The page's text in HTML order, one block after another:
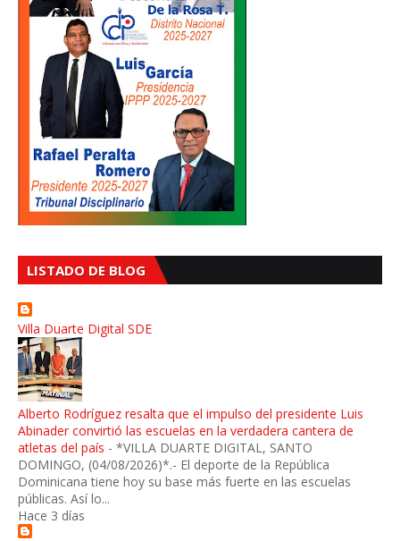
LISTADO DE BLOG
Villa Duarte Digital SDE
Alberto Rodríguez resalta que el impulso del presidente Luis
Abinader convirtió las escuelas en la verdadera cantera de
atletas del país - *VILLA DUARTE DIGITAL, SANTO
DOMINGO, (04/08/2026)*.- El deporte de la República
Dominicana tiene hoy su base más fuerte en las escuelas
públicas. Así lo...
Hace 3 días